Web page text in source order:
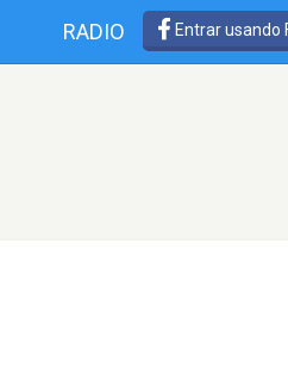
RADIO Entrar usando